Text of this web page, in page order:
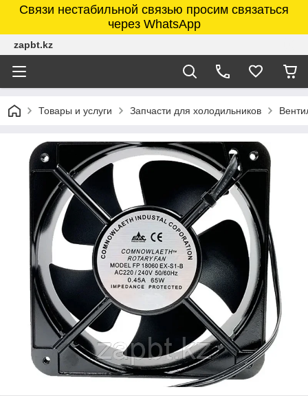
Связи нестабильной связью просим связаться
через WhatsApp
zapbt.kz
Товары и услуги Запчасти для холодильников